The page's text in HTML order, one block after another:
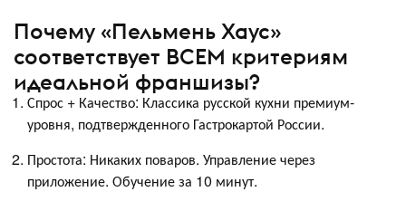
Почему «Пельмень Хаус»
соответствует ВСЕМ критериям
идеальной франшизы?
Спрос + Качество: Классика русской кухни премиум-
уровня, подтвержденного Гастрокартой России.
Простота: Никаких поваров. Управление через
приложение. Обучение за 10 минут.